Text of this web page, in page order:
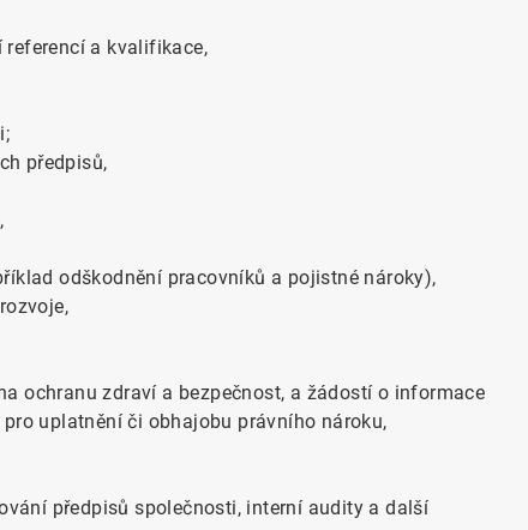
a kvalifikace,
předpisů,
odškodnění pracovníků a pojistné nároky),
ochranu zdraví a bezpečnost, a žádostí o informace
uplatnění či obhajobu právního nároku,
předpisů společnosti, interní audity a další